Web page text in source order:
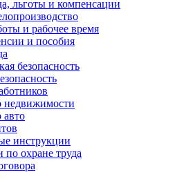
льготы и компенсации
и рабочее время
и пособия
безопасность
инструкции
охране труда